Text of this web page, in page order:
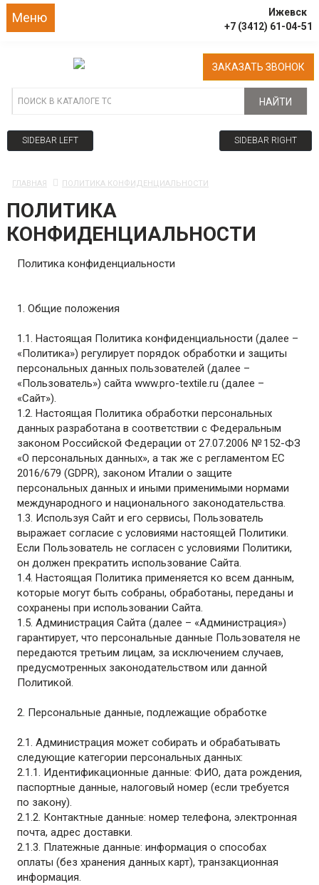
Ижевск
+7 (3412) 61-04-51
НАЙТИ
ЗАКАЗАТЬ ЗВОНОК
Меню
SIDEBAR LEFT SIDEBAR RIGHT
ГЛАВНАЯ ПОЛИТИКА КОНФИДЕНЦИАЛЬНОСТИ
ПОЛИТИКА
КОНФИДЕНЦИАЛЬНОСТИ
Политика конфиденциальности
1. Общие положения
1.1. Настоящая Политика конфиденциальности (далее –
«Политика») регулирует порядок обработки и защиты
персональных данных пользователей (далее –
«Пользователь») сайта www.pro-textile.ru (далее –
«Сайт»).
1.2. Настоящая Политика обработки персональных
данных разработана в соответствии с Федеральным
законом Российской Федерации от 27.07.2006 № 152-ФЗ
«О персональных данных», а так же с регламентом ЕС
2016/679 (GDPR), законом Италии о защите
персональных данных и иными применимыми нормами
международного и национального законодательства.
1.3. Используя Сайт и его сервисы, Пользователь
выражает согласие с условиями настоящей Политики.
Если Пользователь не согласен с условиями Политики,
он должен прекратить использование Сайта.
1.4. Настоящая Политика применяется ко всем данным,
которые могут быть собраны, обработаны, переданы и
сохранены при использовании Сайта.
1.5. Администрация Сайта (далее – «Администрация»)
гарантирует, что персональные данные Пользователя не
передаются третьим лицам, за исключением случаев,
предусмотренных законодательством или данной
Политикой.
2. Персональные данные, подлежащие обработке
2.1. Администрация может собирать и обрабатывать
следующие категории персональных данных:
2.1.1. Идентификационные данные: ФИО, дата рождения,
паспортные данные, налоговый номер (если требуется
по закону).
2.1.2. Контактные данные: номер телефона, электронная
почта, адрес доставки.
2.1.3. Платежные данные: информация о способах
оплаты (без хранения данных карт), транзакционная
информация.